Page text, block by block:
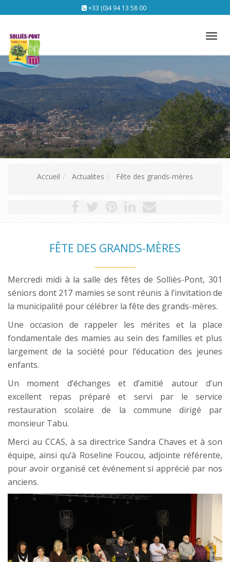
+33 (0)4 94 13 58 00
Accueil Actualites Fête des grands-mères
FÊTE DES GRANDS-MÈRES
Mercredi midi à la salle des fêtes de Solliès-Pont, 301
séniors dont 217 mamies se sont réunis à l’invitation de
la municipalité pour célébrer la fête des grands-mères.
Une occasion de rappeler les mérites et la place
fondamentale des mamies au sein des familles et plus
largement de la société pour l’éducation des jeunes
enfants.
Un moment d’échanges et d’amitié autour d’un
excellent repas préparé et servi par le service
restauration scolaire de la commune dirigé par
monsieur Tabu.
Merci au CCAS, à sa directrice Sandra Chaves et à son
équipe, ainsi qu’à Roseline Foucou, adjointe référente,
pour avoir organisé cet événement si apprécié par nos
anciens.